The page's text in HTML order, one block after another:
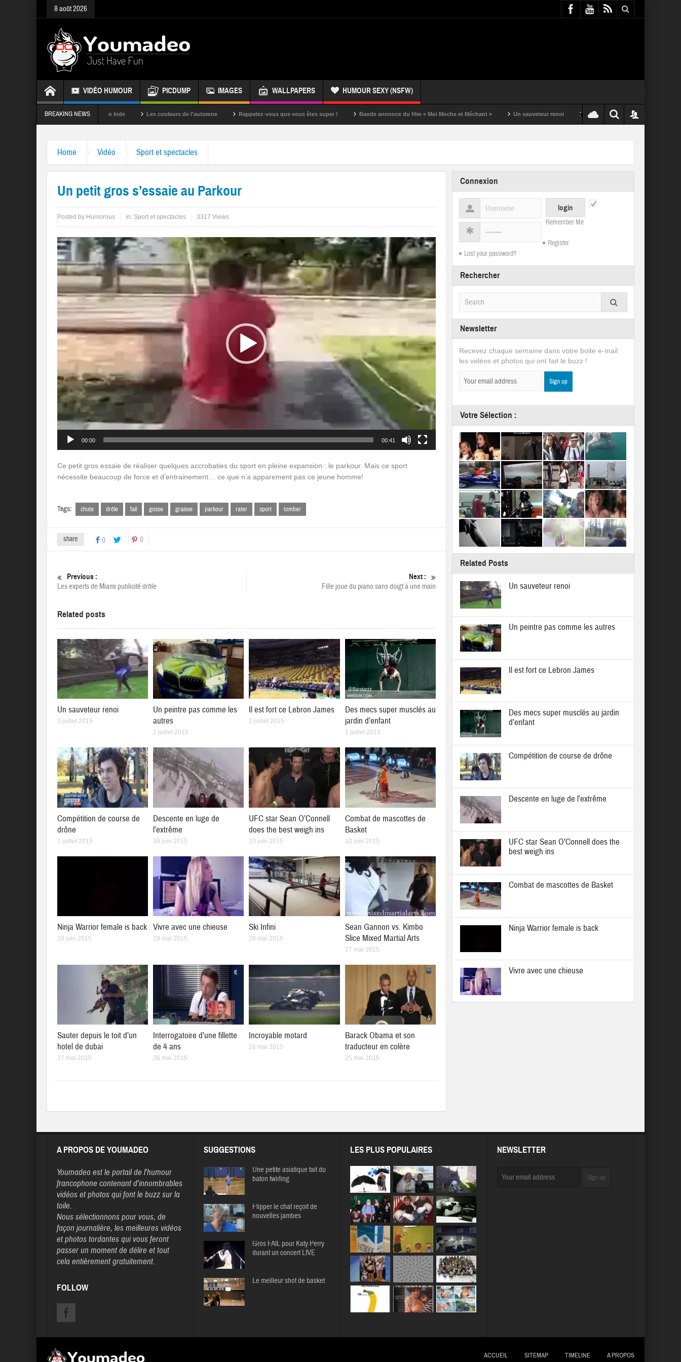
8 août 2026
VIDÉO HUMOUR PICDUMP IMAGES WALLPAPERS HUMOUR SEXY (NSFW)
BREAKING NEWS
La fête des couleurs en Inde Les couleurs de l’automne Rappelez-vous que vous êtes super ! Bande annonce du film « Moi Moche et Méchant » Un sauveteur renoi Un puching ball pas comme les autres
Home Vidéo Sport et spectacles
Un petit gros s’essaie au Parkour
Posted by Humorous in: Sport et spectacles 3317 Views
Lecteur
vidéo
00:00 00:41
Ce petit gros essaie de réaliser quelques accrobaties du sport en pleine expansion : le parkour. Mais ce sport
nécessite beaucoup de force et d’entrainement… ce que n’a apparement pas ce jeune homme!
Tags: chute drôle fail gosse graisse parkour rater sport tomber
share 0 0
Previous :
Les experts de Miami publicité drôle
Next :
Fille joue du piano sans doigt à une main
Related posts
Un sauveteur renoi
3 juillet 2015
Un peintre pas comme les
autres
2 juillet 2015
Il est fort ce Lebron James
2 juillet 2015
Des mecs super musclés au
jardin d’enfant
1 juillet 2015
Compétition de course de
drône
1 juillet 2015
Descente en luge de
l’extrême
30 juin 2015
UFC star Sean O’Connell
does the best weigh ins
10 juin 2015
Combat de mascottes de
Basket
10 juin 2015
Ninja Warrior female is back
10 juin 2015
Vivre avec une chieuse
29 mai 2015
Ski Infini
28 mai 2015
Sean Gannon vs. Kimbo
Slice Mixed Martial Arts
27 mai 2015
Sauter depuis le toit d’un
hotel de dubai
27 mai 2015
Interrogatoire d’une fillette
de 4 ans
26 mai 2015
Incroyable motard
26 mai 2015
Barack Obama et son
traducteur en colère
25 mai 2015
Connexion
Remember Me
Register
Lost your password?
Rechercher
Newsletter
Recevez chaque semaine dans votre boite e-mail
les vidéos et photos qui ont fait le buzz !
Votre Sélection :
Related Posts
Un sauveteur renoi
Un peintre pas comme les autres
Il est fort ce Lebron James
Des mecs super musclés au jardin
d’enfant
Compétition de course de drône
Descente en luge de l’extrême
UFC star Sean O’Connell does the
best weigh ins
Combat de mascottes de Basket
Ninja Warrior female is back
Vivre avec une chieuse
A PROPOS DE YOUMADEO
Youmadeo est le portail de l’humour
francophone contenant d’innombrables
vidéos et photos qui font le buzz sur la
toile.
Nous sélectionnons pour vous, de
façon journalière, les meilleures vidéos
et photos tordantes qui vous feront
passer un moment de délire et tout
cela entièrement gratuitement.
FOLLOW
SUGGESTIONS
Une petite asiatique fait du
baton twirling
Flipper le chat reçoit de
nouvelles jambes
Gros FAIL pour Katy Perry
durant un concert LIVE
Le meilleur shot de basket
LES PLUS POPULAIRES NEWSLETTER
ACCUEIL SITEMAP TIMELINE A PROPOS